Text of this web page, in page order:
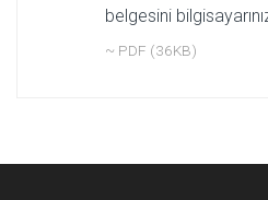
belgesini
~ PDF (36KB)